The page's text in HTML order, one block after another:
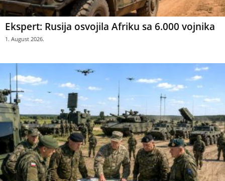
Ekspert: Rusija osvojila Afriku sa 6.000 vojnika
1. August 2026.